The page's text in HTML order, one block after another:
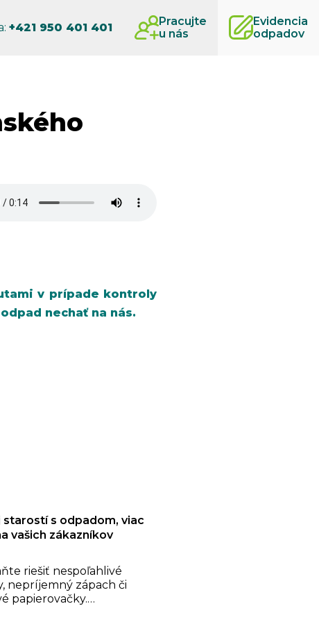
+421 950 401 401
Pracujte
u nás
Evidencia
odpadov
v prípade kontroly
nechať na nás.
starostí s odpadom, viac
vašich zákazníkov
riešiť nespoľahlivé
nepríjemný zápach či
papierovačky.